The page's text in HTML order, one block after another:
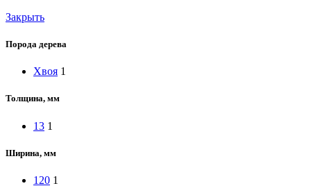
Закрыть
Порода дерева
Хвоя 1
Толщина, мм
13 1
Ширина, мм
120 1